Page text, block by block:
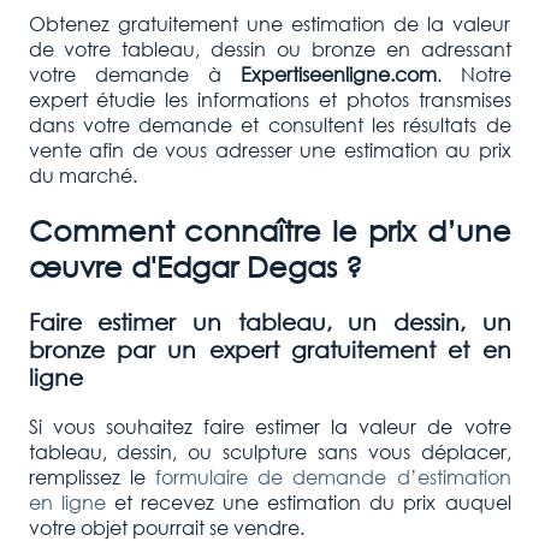
Obtenez gratuitement une estimation de la valeur
de votre tableau, dessin ou bronze en adressant
votre demande à Expertiseenligne.com. Notre
expert étudie les informations et photos transmises
dans votre demande et consultent les résultats de
vente afin de vous adresser une estimation au prix
du marché.
Comment connaître le prix d’une
œuvre d'Edgar Degas ?
Faire estimer un tableau, un dessin, un
bronze par un expert gratuitement et en
ligne
Si vous souhaitez faire estimer la valeur de votre
tableau, dessin, ou sculpture sans vous déplacer,
remplissez leformulaire de demande d’estimation
en ligneet recevez une estimation du prix auquel
votre objet pourrait se vendre.